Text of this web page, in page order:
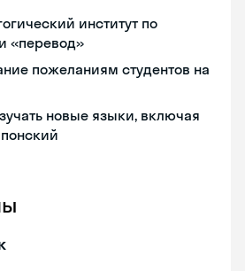
институт по
«перевод»
пожеланиям студентов на
новые языки, включая